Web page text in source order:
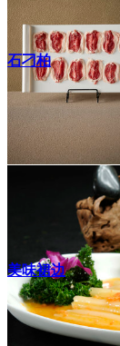
石刁柏
美味裙边